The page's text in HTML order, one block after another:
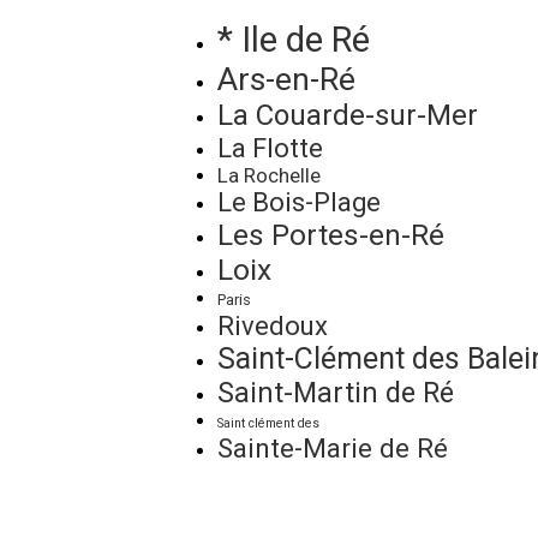
* Ile de Ré
Ars-en-Ré
La Couarde-sur-Mer
La Flotte
La Rochelle
Le Bois-Plage
Les Portes-en-Ré
Loix
Paris
Rivedoux
Saint-Clément des
Saint-Martin de Ré
Saint clément des
Sainte-Marie de Ré